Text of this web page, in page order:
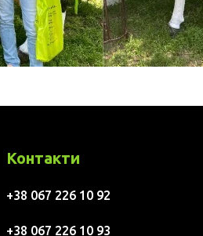
Контакти
+38 067 226 10 92
+38 067 226 10 93